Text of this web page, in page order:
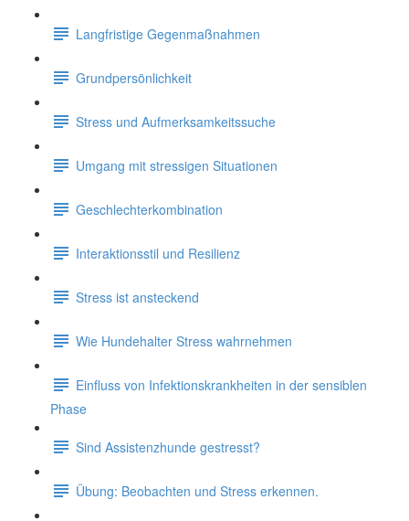
Langfristige Gegenmaßnahmen
Grundpersönlichkeit
Stress und Aufmerksamkeitssuche
Umgang mit stressigen Situationen
Geschlechterkombination
Interaktionsstil und Resilienz
Stress ist ansteckend
Wie Hundehalter Stress wahrnehmen
Einfluss von Infektionskrankheiten in der sensiblen
Phase
Sind Assistenzhunde gestresst?
Übung: Beobachten und Stress erkennen.